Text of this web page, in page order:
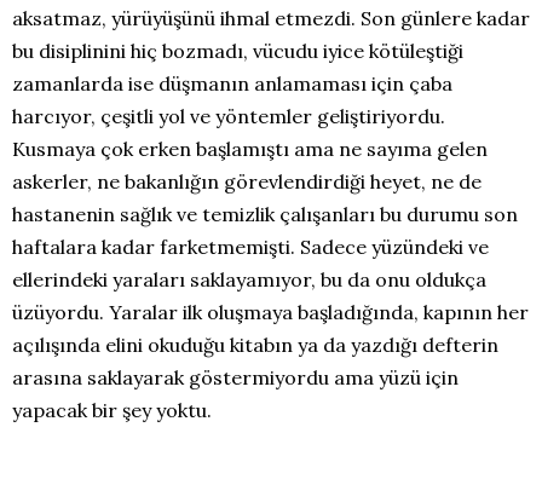
aksatmaz, yürüyüşünü ihmal etmezdi. Son günlere kadar
bu disiplinini hiç bozmadı, vücudu iyice kötüleştiği
zamanlarda ise düşmanın anlamaması için çaba
harcıyor, çeşitli yol ve yöntemler geliştiriyordu.
Kusmaya çok erken başlamıştı ama ne sayıma gelen
askerler, ne bakanlığın görevlendirdiği heyet, ne de
hastanenin sağlık ve temizlik çalışanları bu durumu son
haftalara kadar farketmemişti. Sadece yüzündeki ve
ellerindeki yaraları saklayamıyor, bu da onu oldukça
üzüyordu. Yaralar ilk oluşmaya başladığında, kapının her
açılışında elini okuduğu kitabın ya da yazdığı defterin
arasına saklayarak göstermiyordu ama yüzü için
yapacak bir şey yoktu.